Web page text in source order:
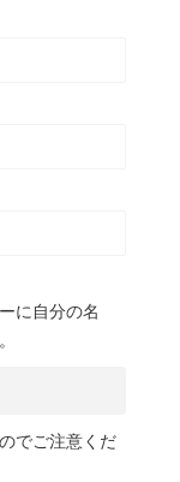
に自分の名
でご注意くだ